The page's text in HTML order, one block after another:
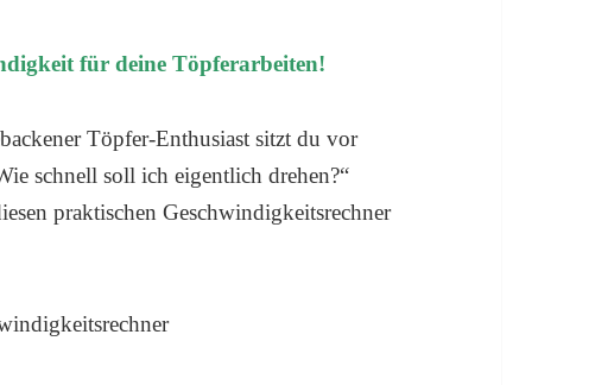
für deine Töpferarbeiten!
Töpfer-Enthusiast sitzt du vor
schnell soll ich eigentlich drehen?“
praktischen Geschwindigkeitsrechner